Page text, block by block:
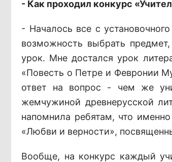
- Как проходил конкурс
- Началось все с
возможность выбрать
урок. Мне достался урок
«Повесть о Петре и Февронии
ответ на вопрос - чем же
жемчужиной древнерусской
напомнила ребятам, что
«Любви и верности»,
Вообще, на конкурс каждый